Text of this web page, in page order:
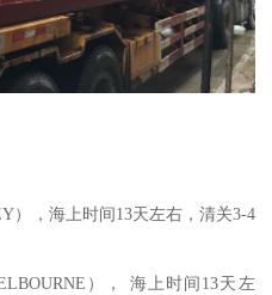
），海上时间13天左右，清关3-4
）， 海上时间13天左